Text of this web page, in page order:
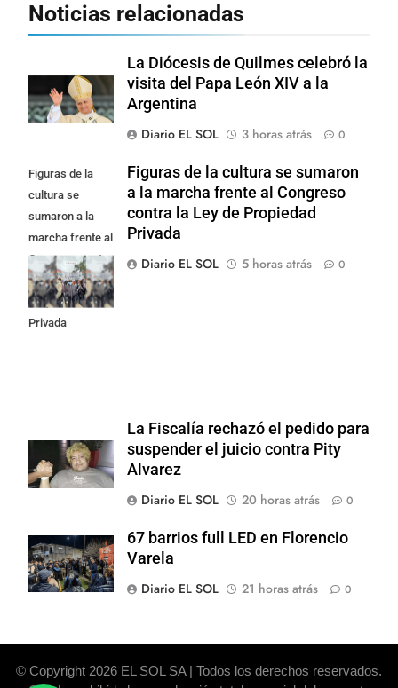
Noticias relacionadas
La Diócesis de Quilmes celebró la
visita del Papa León XIV a la
Argentina
Diario EL SOL
3 horas atrás 0
Figuras de la
cultura se
sumaron a la
marcha frente al
Congreso contra
la Ley de
Propiedad
Privada
Figuras de la cultura se sumaron
a la marcha frente al Congreso
contra la Ley de Propiedad
Privada
Diario EL SOL
5 horas atrás 0
La Fiscalía rechazó el pedido para
suspender el juicio contra Pity
Alvarez
Diario EL SOL
20 horas atrás 0
67 barrios full LED en Florencio
Varela
Diario EL SOL
21 horas atrás 0
© Copyright 2026 EL SOL SA | Todos los derechos reservados.